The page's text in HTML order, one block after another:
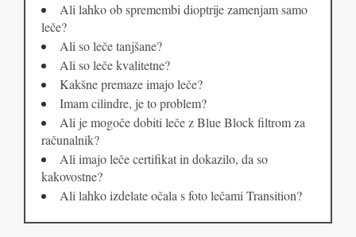
Ali lahko ob spremembi dioptrije zamenjam samo
leče?
Ali so leče tanjšane?
Ali so leče kvalitetne?
Kakšne premaze imajo leče?
Imam cilindre, je to problem?
Ali je mogoče dobiti leče z Blue Block filtrom za
računalnik?
Ali imajo leče certifikat in dokazilo, da so
kakovostne?
Ali lahko izdelate očala s foto lečami Transition?